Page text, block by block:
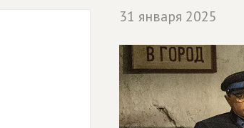
31 января 2025